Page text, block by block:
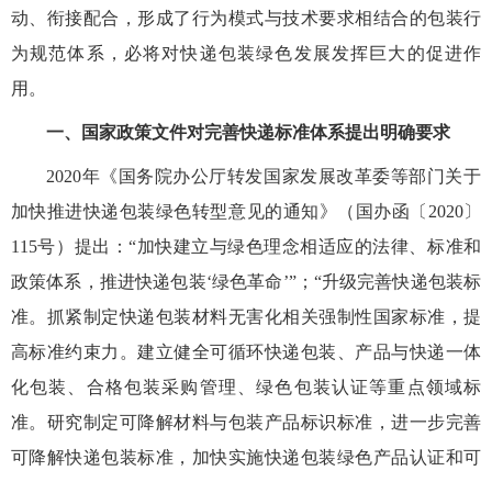
动、衔接配合，形成了行为模式与技术要求相结合的包装行
为规范体系，必将对快递包装绿色发展发挥巨大的促进作
用。
一、国家政策文件对完善快递标准体系提出明确要求
2020年《国务院办公厅转发国家发展改革委等部门关于
加快推进快递包装绿色转型意见的通知》（国办函〔2020〕
115号）提出：“加快建立与绿色理念相适应的法律、标准和
政策体系，推进快递包装‘绿色革命’”；“升级完善快递包装标
准。抓紧制定快递包装材料无害化相关强制性国家标准，提
高标准约束力。建立健全可循环快递包装、产品与快递一体
化包装、合格包装采购管理、绿色包装认证等重点领域标
准。研究制定可降解材料与包装产品标识标准，进一步完善
可降解快递包装标准，加快实施快递包装绿色产品认证和可